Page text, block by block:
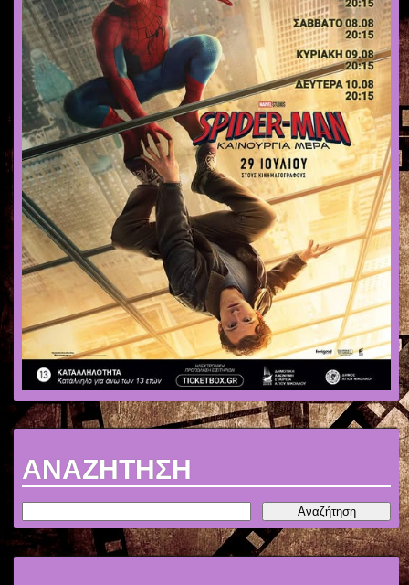
ΑΝΑΖΗΤΗΣΗ